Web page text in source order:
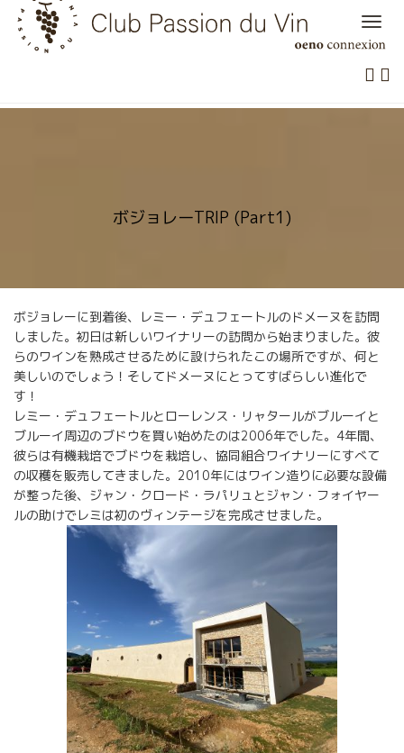
Skip
content
ボジョレーTRIP (Part1)
ボジョレーに到着後、レミー・デュフェートルのドメーヌを訪問
しました。初日は新しいワイナリーの訪問から始まりました。彼
らのワインを熟成させるために設けられたこの場所ですが、何と
美しいのでしょう！そしてドメーヌにとってすばらしい進化で
す！
レミー・デュフェートルとローレンス・リャタールがブルーイと
ブルーイ周辺のブドウを買い始めたのは2006年でした。4年間、
彼らは有機栽培でブドウを栽培し、協同組合ワイナリーにすべて
の収穫を販売してきました。2010年にはワイン造りに必要な設備
が整った後、ジャン・クロード・ラパリュとジャン・フォイヤー
ルの助けでレミは初のヴィンテージを完成させました。